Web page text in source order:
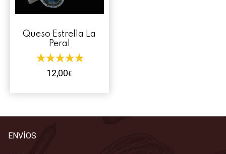
Queso Estrella La
Peral
12,00€
ENVÍOS